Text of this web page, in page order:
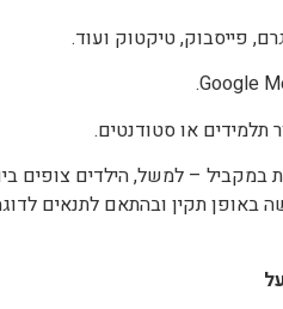
פייסבוק, טיקטוק ועוד.
תלמידים או סטודנטים.
– למשל, הילדים צופים